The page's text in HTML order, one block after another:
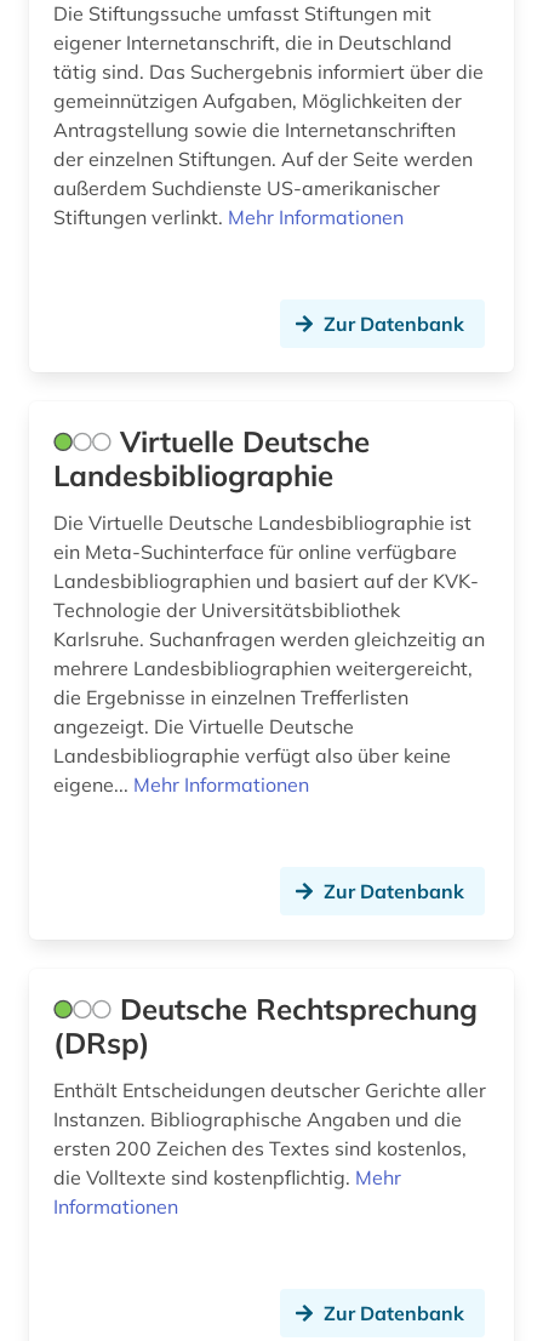
ernährung (1)
erster weltkrieg (1)
erwerbung (1)
erzkanzler (1)
etymologie (1)
europarecht (1)
european case law identifier (1)
europäer (1)
europäische union (15)
europäischer gerichtshof für menschenrechte
(1)
euthanasie (1)
evangelisch (1)
evangelische kirche (1)
exil (5)
exportförderung (1)
fachverband (1)
familienforschung (1)
Die Stiftungssuche umfasst Stiftungen mit
eigener Internetanschrift, die in Deutschland
tätig sind. Das Suchergebnis informiert über die
gemeinnützigen Aufgaben, Möglichkeiten der
Antragstellung sowie die Internetanschriften
der einzelnen Stiftungen. Auf der Seite werden
außerdem Suchdienste US-amerikanischer
Stiftungen verlinkt. Mehr Informationen
Zur Datenbank
Virtuelle Deutsche
Landesbibliographie
Die Virtuelle Deutsche Landesbibliographie ist
ein Meta-Suchinterface für online verfügbare
Landesbibliographien und basiert auf der KVK-
Technologie der Universitätsbibliothek
Karlsruhe. Suchanfragen werden gleichzeitig an
mehrere Landesbibliographien weitergereicht,
die Ergebnisse in einzelnen Trefferlisten
angezeigt. Die Virtuelle Deutsche
Landesbibliographie verfügt also über keine
eigene... Mehr Informationen
Zur Datenbank
Deutsche Rechtsprechung
(DRsp)
Enthält Entscheidungen deutscher Gerichte aller
Instanzen. Bibliographische Angaben und die
ersten 200 Zeichen des Textes sind kostenlos,
die Volltexte sind kostenpflichtig. Mehr
Informationen
Zur Datenbank